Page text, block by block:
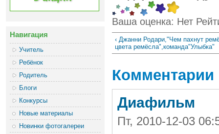
Навигация
Учитель
Ребёнок
Родитель
Блоги
Конкурсы
Новые материалы
Новинки фотогалереи
Ваша оценка: Нет
‹ Джанни Родари,"Чем пахнут
цвета ремёсла",команда"Улыбка"
Комментарии
Диафильм
Пт, 2010-12-03